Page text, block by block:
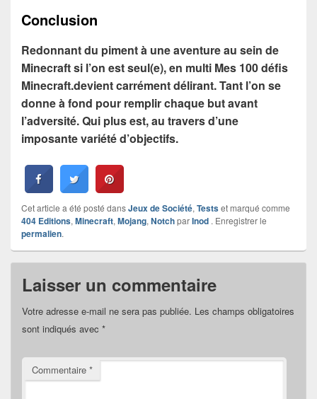
Conclusion
Redonnant du piment à une aventure au sein de
Minecraft si l’on est seul(e), en multi Mes 100 défis
Minecraft.devient carrément délirant. Tant l’on se
donne à fond pour remplir chaque but avant
l’adversité. Qui plus est, au travers d’une
imposante variété d’objectifs.
Cet article a été posté dansJeux de Société, Testset marqué comme
404 Editions, Minecraft, Mojang, NotchparInod . Enregistrer le
permalien.
Laisser un commentaire
Votre adresse e-mail ne sera pas publiée. Les champs obligatoires
sont indiqués avec *
Commentaire *